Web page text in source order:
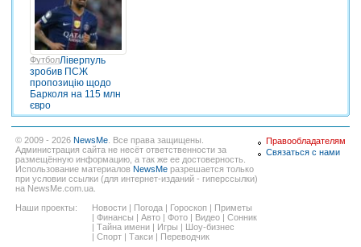
ФутболЛіверпуль
зробив ПСЖ
пропозицію щодо
Барколя на 115 млн
євро
© 2009 - 2026 NewsMe . Все права защищены.
Администрация сайта не несёт ответственности за
размещённую информацию, а так же ее достоверность.
Использование материалов NewsMe разрешается только
при условии ссылки (для интернет-изданий - гиперссылки)
на NewsMe.com.ua.
Наши проекты:
Новости Погода Гороскоп
Приметы
Финансы Авто Фото Видео
Сонник
Тайна имени Игры
Шоу-бизнес
Спорт Такси Переводчик
Правообладателям
Связаться с нами